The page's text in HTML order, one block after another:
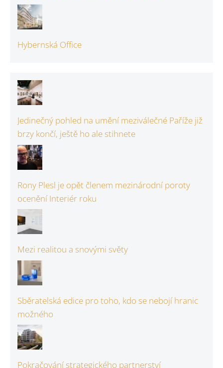
Hybernská Office
Jedinečný pohled na umění meziválečné Paříže již
brzy končí, ještě ho ale stihnete
Rony Plesl je opět členem mezinárodní poroty
ocenění Interiér roku
Mezi realitou a snovými světy
Sběratelská edice pro toho, kdo se nebojí hranic
možného
Pokračování strategického partnerství